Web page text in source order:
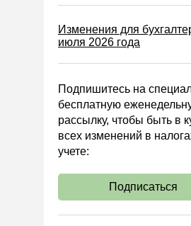
Управленческий учет
Анализ хозяйственной
Охрана труда и
Охрана труда
Налоговое
Финансовый контроль
Изменения для
июля 2026 года
Подпишитесь на
бесплатную
рассылку, чтобы быть в
всех изменений в
учете:
Подписаться